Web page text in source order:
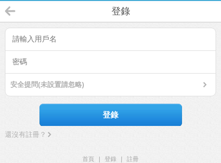
登錄
安全提問(未設置請忽略)
登錄
還沒有註冊？
首頁 登錄
註冊